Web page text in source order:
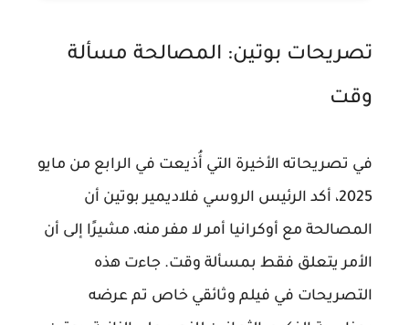
تصريحات بوتين: المصالحة مسألة
وقت
في تصريحاته الأخيرة التي أُذيعت في الرابع من مايو
2025، أكد الرئيس الروسي فلاديمير بوتين أن
المصالحة مع أوكرانيا أمر لا مفر منه، مشيرًا إلى أن
الأمر يتعلق فقط بمسألة وقت. جاءت هذه
التصريحات في فيلم وثائقي خاص تم عرضه